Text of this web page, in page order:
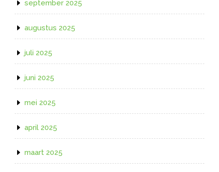
september 2025
augustus 2025
juli 2025
juni 2025
mei 2025
april 2025
maart 2025